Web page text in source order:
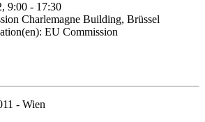
9:00 - 17:30
Charlemagne Building, Brüssel
EU Commission
- Wien